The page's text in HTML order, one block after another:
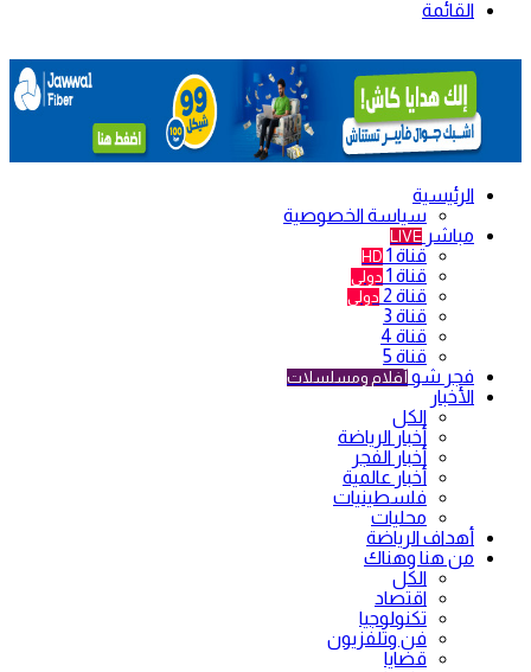
القائمة
الرئيسية
سياسة الخصوصية
مباشر LIVE
قناة 1 HD
قناة 1 دولي
قناة 2 دولي
قناة 3
قناة 4
قناة 5
فجر شو أفلام ومسلسلات
الأخبار
الكل
أخبار الرياضة
أخبار الفجر
أخبار عالمية
فلسطينيات
محليات
أهداف الرياضة
من هنا وهناك
الكل
اقتصاد
تكنولوجيا
فن وتلفزيون
قضايا